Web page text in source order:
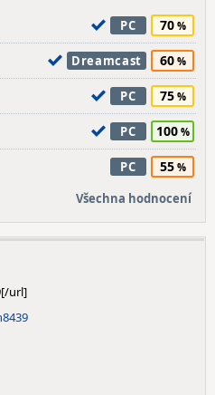
PC 70
Dreamcast 60
PC 75
PC 100
PC 55
Všechna hodnocení